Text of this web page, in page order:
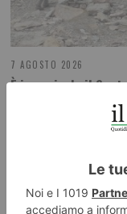
7 AGOSTO 2026
È in pericolo il